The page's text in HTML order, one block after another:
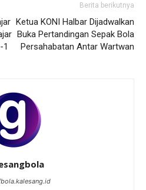
1
Berita berikutnya
Ketua KONI Halbar Dijadwalkan
Buka Pertandingan Sepak Bola
Persahabatan Antar Wartwan